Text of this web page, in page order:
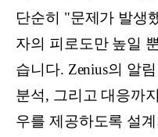
단순히 "문제가 발생
자의 피로도만 높일
습니다. Zenius의 알
분석, 그리고 대응까
우를 제공하도록 설